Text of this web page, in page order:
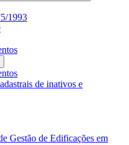
1993
de inativos e
Gestão de Edificações em